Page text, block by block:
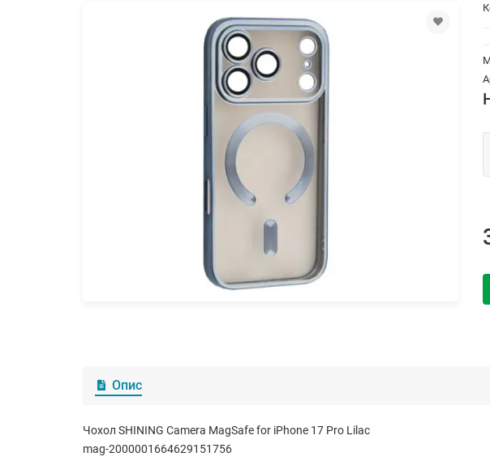
Опис
Чохол SHINING Camera MagSafe for iPhone 17 Pro Lilac
mag-2000001664629151756